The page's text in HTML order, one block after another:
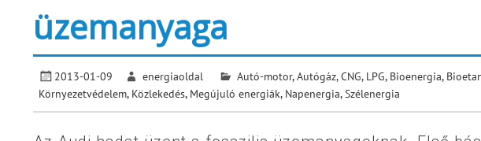
üzemanyaga
2013-01-09 energiaoldal Autó-motor,Autógáz, CNG, LPG, Bioenergia,
Környezetvédelem, Közlekedés, Megújuló energiák, Napenergia,Szélenergia